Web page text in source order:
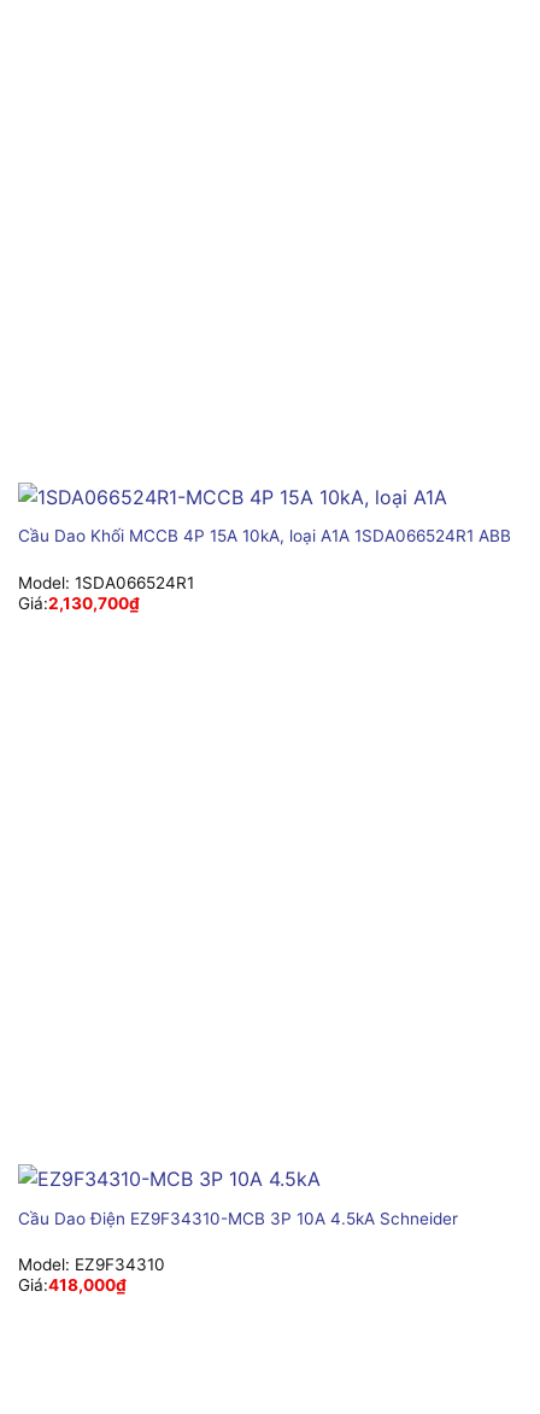
Cầu Dao Khối MCCB 4P 15A 10kA, loại A1A 1SDA066524R1 ABB
Model: 1SDA066524R1
Giá:2,130,700₫
Cầu Dao Điện EZ9F34310-MCB 3P 10A 4.5kA Schneider
Model: EZ9F34310
Giá:418,000₫